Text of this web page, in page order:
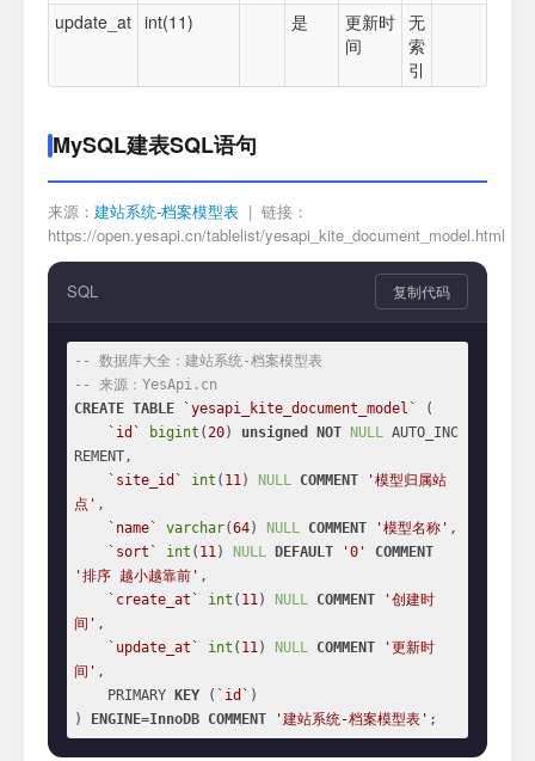
update_at int(11) 是
更新时
间
无
索
引
MySQL建表SQL语句
来源： 建站系统-档案模型表 | 链接：
https://open.yesapi.cn/tablelist/yesapi_kite_document_model.html
SQL 复制代码
-- 数据库大全：建站系统-档案模型表
-- 来源：YesApi.cn
CREATE TABLE `yesapi_kite_document_model`
(
`id`
bigint (20) unsigned NOT NULL AUTO_INC
REMENT,
`site_id`
int ( 11) NULL COMMENT
'模型归属站
点' ,
`name`
varchar(64) NULL COMMENT '模型名称' ,
`sort`
int ( 11) NULL DEFAULT '0'
COMMENT
'排序 越小越靠前' ,
`create_at`
int ( 11) NULL COMMENT
'创建时
间' ,
`update_at`
int ( 11) NULL COMMENT
'更新时
间' ,
    PRIMARY
KEY ( `id` )
)
ENGINE=InnoDB COMMENT '建站系统-档案模型表' ;